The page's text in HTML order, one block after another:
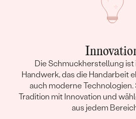
Die Schmuckherstellung ist
Handwerk, das die Handarbeit
auch moderne
Tradition mit Innovation und
aus jedem